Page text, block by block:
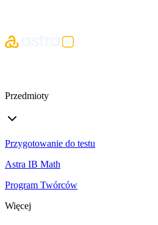
Przedmioty
Przygotowanie do testu
Astra IB Math
Program Twórców
Więcej